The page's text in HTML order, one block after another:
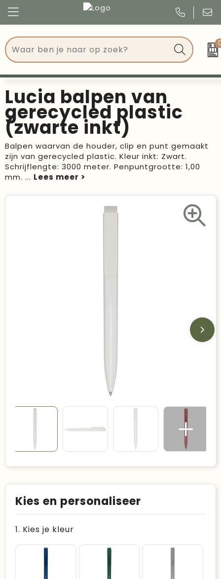
Tassen
Drinkwaren
Events
Give Aways
Geschenken
Kantoorartikelen
Congres
Events
Kerst
Verjaardagen
Voetbal, EK en WK
Lucia balpen van
gerecycled plastic
(zwarte inkt)
Balpen waarvan de houder, clip en punt gemaakt
zijn van gerecycled plastic. Kleur inkt: Zwart.
Schrijflengte: 3000 meter. Penpuntgrootte: 1,00
mm. ...
Kies en personaliseer
1. Kies je kleur